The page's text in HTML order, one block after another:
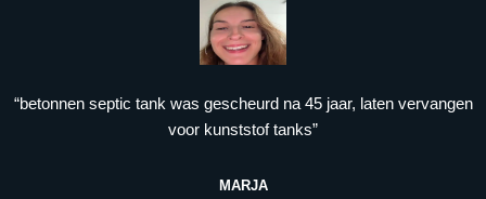
“betonnen septic tank was gescheurd na 45 jaar, laten vervangen
voor kunststof tanks”
MARJA